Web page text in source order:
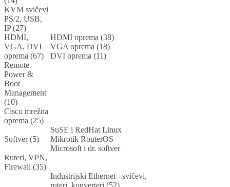
KVM svičevi
PS/2, USB,
IP (27)
HDMI,
VGA, DVI
oprema (67)
HDMI oprema (38)
VGA oprema (18)
DVI oprema (11)
Remote
Power &
Boot
Management
(10)
Cisco mrežna
oprema (25)
Softver (5)
SuSE i RedHat Linux
Mikrotik RouterOS
Microsoft i dr. softver
Ruteri, VPN,
Firewall (35)
Industrijski Ethernet - svičevi,